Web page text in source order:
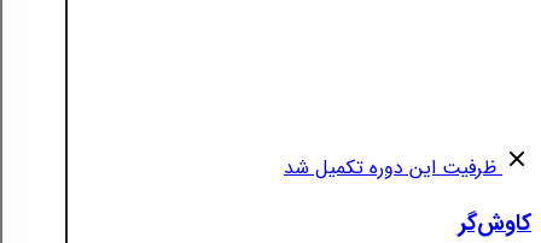
ظرفیت این دوره تکمیل شد
کاوش‌گر